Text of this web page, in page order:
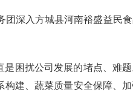
团深入方城县河南裕盛益民
困扰公司发展的堵点、难
建、蔬菜质量安全保障、